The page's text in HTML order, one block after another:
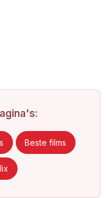
Beste films